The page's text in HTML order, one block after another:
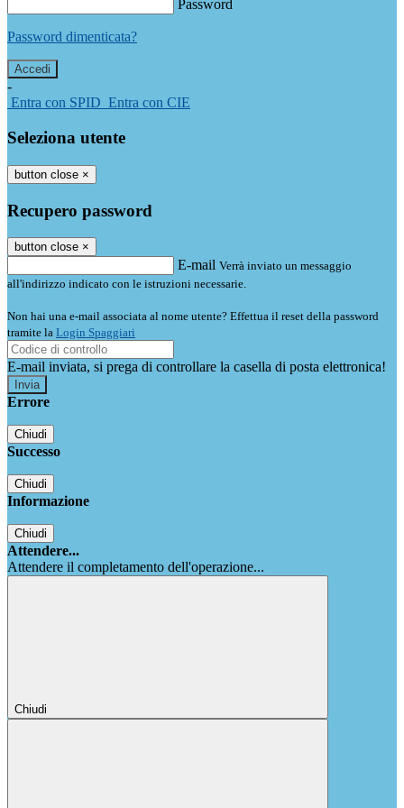
Password
Password dimenticata?
-
Entra con SPID Entra con CIE
Seleziona utente
button close ×
Recupero password
button close ×
E-mail Verrà inviato un messaggio
all'indirizzo indicato con le istruzioni necessarie.
Non hai una e-mail associata al nome utente? Effettua il reset della password
tramite la Login Spaggiari
E-mail inviata, si prega di controllare la casella di posta elettronica!
Errore
Chiudi
Successo
Chiudi
Informazione
Chiudi
Attendere...
Attendere il completamento dell'operazione...
Chiudi